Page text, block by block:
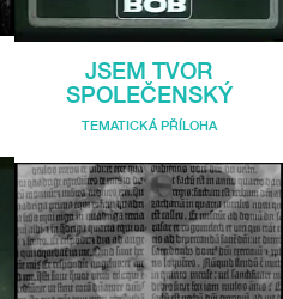
JSEM TVOR
SPOLEČENSKÝ
TEMATICKÁ PŘÍLOHA